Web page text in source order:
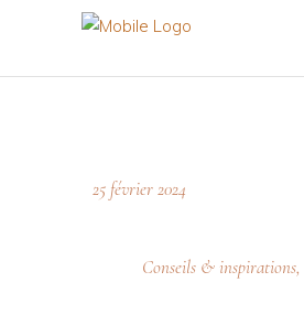
25 février 2024
Conseils & inspirations,